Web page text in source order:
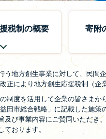
税制の概要 寄附
う地方創生事業に対して、民間
正により地方創生応援税制（企
制度を活用して企業の皆さま
田市総合戦略」に記載した施策
及び事業内容にご賛同いただき
ております。